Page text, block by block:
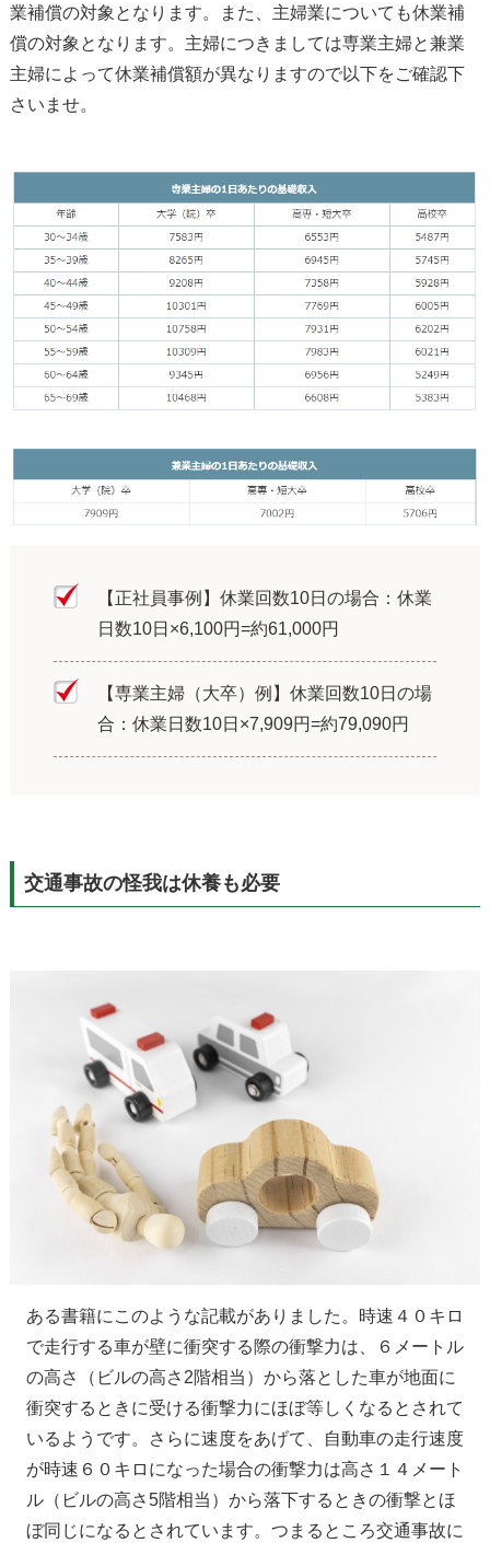
業補償の対象となります。また、主婦業についても休業補
償の対象となります。主婦につきましては専業主婦と兼業
主婦によって休業補償額が異なりますので以下をご確認下
さいませ。
【正社員事例】休業回数10日の場合：休業
日数10日×6,100円=約61,000円
【専業主婦（大卒）例】休業回数10日の場
合：休業日数10日×7,909円=約79,090円
交通事故の怪我は休養も必要
ある書籍にこのような記載がありました。時速４０キロ
で走行する車が壁に衝突する際の衝撃力は、６メートル
の高さ（ビルの高さ2階相当）から落とした車が地面に
衝突するときに受ける衝撃力にほぼ等しくなるとされて
いるようです。さらに速度をあげて、自動車の走行速度
が時速６０キロになった場合の衝撃力は高さ１４メート
ル（ビルの高さ5階相当）から落下するときの衝撃とほ
ぼ同じになるとされています。つまるところ交通事故に